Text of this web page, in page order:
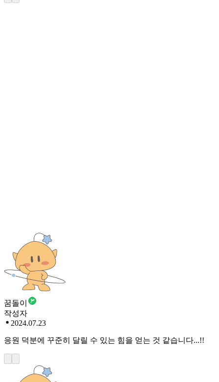
꿈돌이
작성자
2024.07.23
응원 덕분에 꾸준히 달릴 수 있는 힘을 얻는 것 같습니다...!!